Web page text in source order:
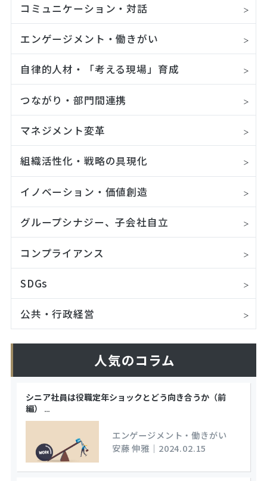
コミュニケーション・対話
エンゲージメント・働きがい
自律的人材・「考える現場」育成
つながり・部門間連携
マネジメント変革
組織活性化・戦略の具現化
イノベーション・価値創造
グループシナジー、子会社自立
コンプライアンス
SDGs
公共・行政経営
人気のコラム
シニア社員は役職定年ショックとどう向き合うか（前
編）
…
エンゲージメント・働きがい
安藤 伸雅 ｜ 2024.02.15